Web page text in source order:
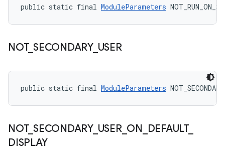
public static final ModuleParameters
NOT_ SECONDARY_ USER
public static final ModuleParameters
NOT_ SECONDARY_ USER_ ON DEFAULT_
DISPLAY